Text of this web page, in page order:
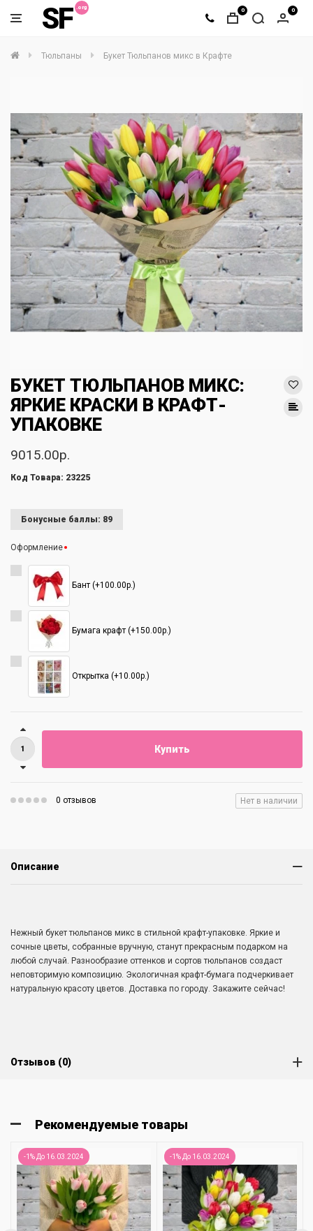
SF 0 0
Тюльпаны Букет Тюльпанов микс в Крафте
БУКЕТ ТЮЛЬПАНОВ МИКС:
ЯРКИЕ КРАСКИ В КРАФТ-
УПАКОВКЕ
9015.00р.
Код Товара: 23225
Бонусные баллы: 89
Оформление
Бант (+100.00р.)
Бумага крафт (+150.00р.)
Открытка (+10.00р.)
Купить
0 отзывов Нет в наличии
Описание
Нежный букет тюльпанов микс в стильной крафт-упаковке. Яркие и
сочные цветы, собранные вручную, станут прекрасным подарком на
любой случай. Разнообразие оттенков и сортов тюльпанов создаст
неповторимую композицию. Экологичная крафт-бумага подчеркивает
натуральную красоту цветов. Доставка по городу. Закажите сейчас!
Отзывов (0)
Рекомендуемые товары
-1% До 16.03.2024 -1% До 16.03.2024